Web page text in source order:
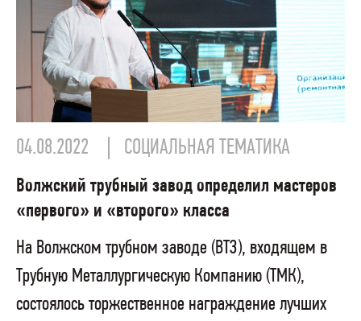
04.08.2022 СОЦИАЛЬНАЯ ТЕМАТИКА
Волжский трубный завод определил мастеров
«первого» и «второго» класса
На Волжском трубном заводе (ВТЗ), входящем в
Трубную Металлургическую Компанию (ТМК),
состоялось торжественное награждение лучших